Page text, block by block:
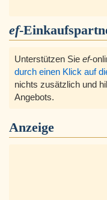
ef-
Unterstützen Sie ef-
durch einen Klick auf
nichts zusätzlich und
Angebots.
Anzeige